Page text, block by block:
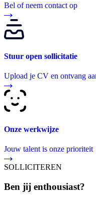
Bel of neem contact op
Stuur open sollicitatie
Upload je CV en ontvang
Onze werkwijze
Jouw talent is onze prioriteit
SOLLICITEREN
Ben jij enthousiast?